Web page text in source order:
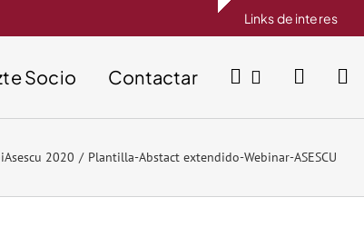
Links de interes
Socio Contactar
2020 Plantilla-Abstact extendido-Webinar-ASESCU